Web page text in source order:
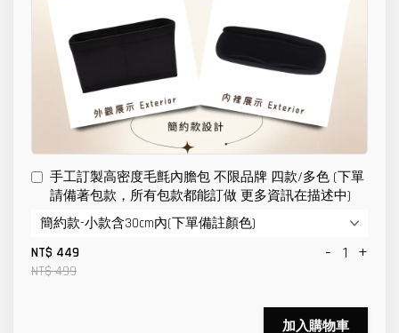
手工訂製高密度毛氈內膽包 不限品牌 四款/多色 (下單
請備著包款，所有包款都能訂做 更多資訊在描述中)
NT$ 449
NT$ 499
- +
加入購物車